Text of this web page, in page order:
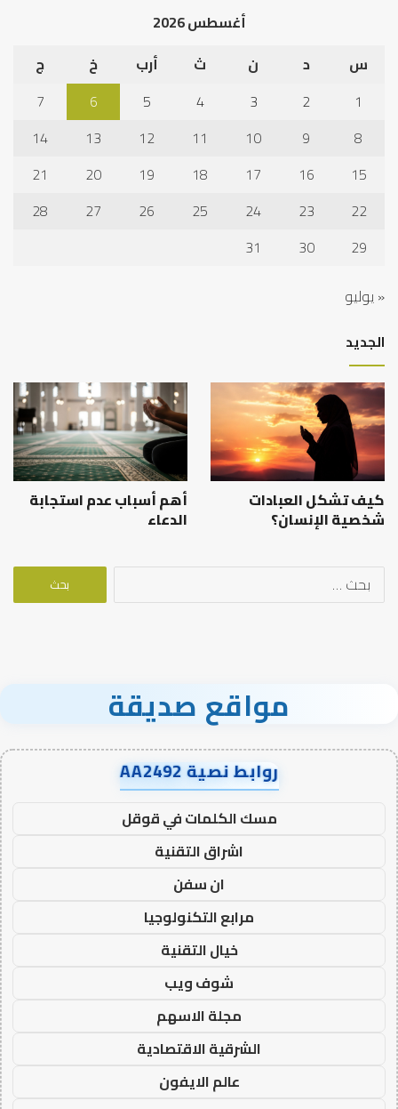
أغسطس 2026
س
د ن ث أرب خ
ج
1
2
3
4
5
6
7
8
9
10
11
12
13
14
15
16
17
18
19
20
21
22
23
24
25
26
27
28
29
30
31
« يوليو
الجديد
كيف تشكل العبادات
شخصية الإنسان؟
أهم أسباب عدم استجابة
الدعاء
البحث
مواقع صديقة
روابط نصية AA2492
مسك الكلمات في قوقل
اشراق التقنية
ان سفن
مرابع التكنولوجيا
خيال التقنية
شوف ويب
مجلة الاسهم
الشرقية الاقتصادية
عالم الايفون